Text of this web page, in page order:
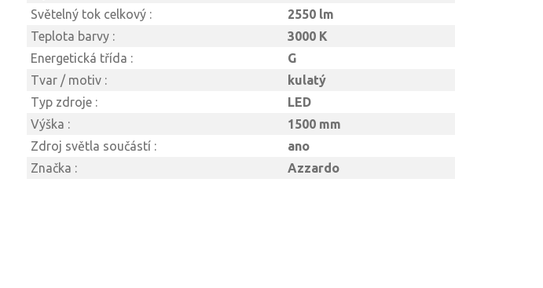
Světelný tok celkový :
2550 lm
Teplota barvy :
3000 K
Energetická třída :
G
Tvar / motiv :
kulatý
Typ zdroje :
LED
Výška :
1500 mm
Zdroj světla součástí :
ano
Značka :
Azzardo